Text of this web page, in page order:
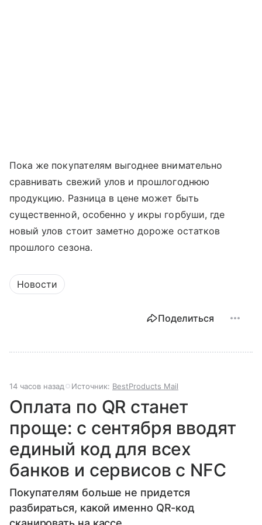
Пока же покупателям выгоднее внимательно
сравнивать свежий улов и прошлогоднюю
продукцию. Разница в цене может быть
существенной, особенно у икры горбуши, где
новый улов стоит заметно дороже остатков
прошлого сезона.
Новости
Поделиться
14 часов назад Источник: BestProducts Mail
Оплата по QR станет
проще: с сентября вводят
единый код для всех
банков и сервисов с NFC
Покупателям больше не придется
разбираться, какой именно QR-код